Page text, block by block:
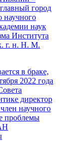
город
научного
наук
Института
г. н. Н. М.
в браке,
2022 года
директор
научного
проблемы